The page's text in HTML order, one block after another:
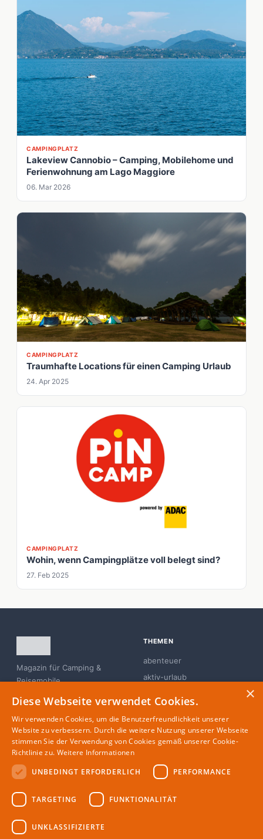
CAMPINGPLATZ
Lakeview Cannobio – Camping, Mobilehome und
Ferienwohnung am Lago Maggiore
06. Mar 2026
CAMPINGPLATZ
Traumhafte Locations für einen Camping Urlaub
24. Apr 2025
CAMPINGPLATZ
Wohin, wenn Campingplätze voll belegt sind?
27. Feb 2025
Magazin für Camping &
Reisemobile
THEMEN
abenteuer
aktiv-urlaub
familie
glamping
MAGAZIN
Partner
Autoren
RECHTLICHES
Impressum
×
Diese Webseite verwendet Cookies.
Wir verwenden Cookies, um die Benutzerfreundlichkeit unserer
Website zu verbessern. Durch die weitere Nutzung unserer Webseite
stimmen Sie der Verwendung von Cookies gemäß unserer Cookie-
Richtlinie zu. Weitere Informationen
UNBEDINGT ERFORDERLICH
PERFORMANCE
TARGETING FUNKTIONALITÄT
UNKLASSIFIZIERTE